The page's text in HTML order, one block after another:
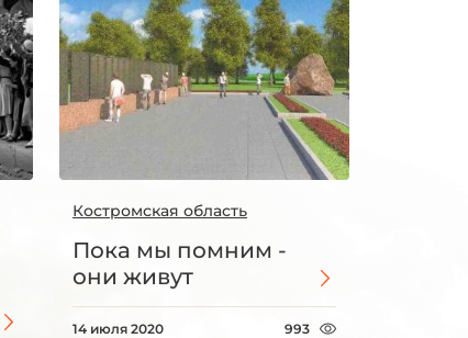
Костромская область
Пока мы помним -
они живут
14 июля 2020 993